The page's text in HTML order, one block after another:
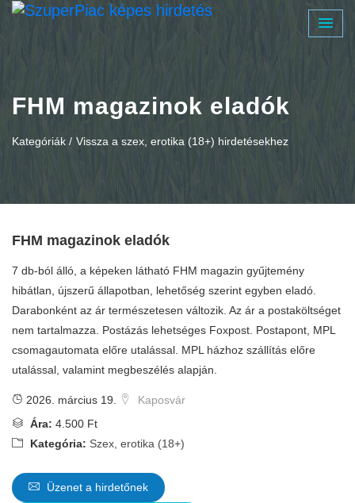
FHM magazinok eladók
Kategóriák / Vissza a szex, erotika (18+) hirdetésekhez
FHM magazinok eladók
7 db-ból álló, a képeken látható FHM magazin gyűjtemény
hibátlan, újszerű állapotban, lehetőség szerint egyben eladó.
Darabonként az ár természetesen változik. Az ár a postaköltséget
nem tartalmazza. Postázás lehetséges Foxpost. Postapont, MPL
csomagautomata előre utalással. MPL házhoz szállítás előre
utalással, valamint megbeszélés alapján.
2026. március 19.
Kaposvár
Ára: 4.500 Ft
Kategória: Szex, erotika (18+)
Üzenet a hirdetőnek